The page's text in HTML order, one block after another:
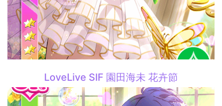
LoveLive SIF 園田海未 花卉節